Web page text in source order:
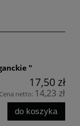
"
17,50 zł
Cena netto: 14,23 zł
do koszyka